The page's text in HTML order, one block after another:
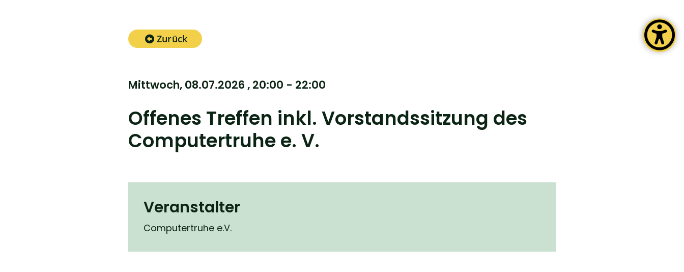
Zurück
Mittwoch, 08.07.2026 , 20:00 - 22:00
Offenes Treffen inkl. Vorstandssitzung des
Computertruhe e. V.
Veranstalter
Computertruhe e.V.